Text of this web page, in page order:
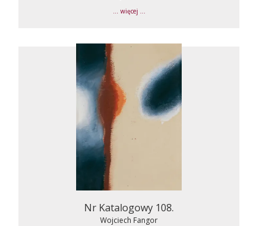
... więcej ...
Nr Katalogowy 108.
Wojciech Fangor